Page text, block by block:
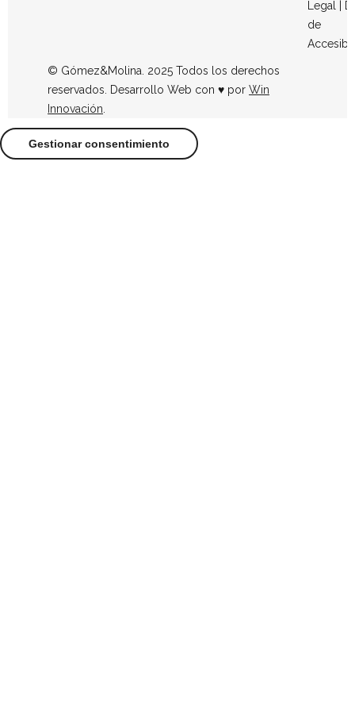
Legal
de
© Gómez&Molina. 2025 Todos los derechos
reservados. Desarrollo Web con ♥ por Win
Innovación.
Gestionar consentimiento